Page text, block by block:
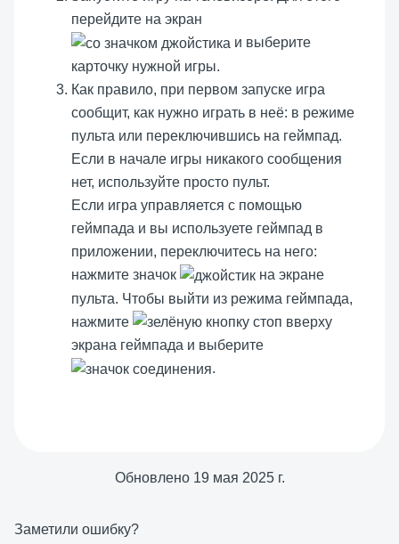
перейдите на экран
и выберите
карточку нужной игры.
Как правило, при первом запуске игра
сообщит, как нужно играть в неё: в режиме
пульта или переключившись на геймпад.
Если в начале игры никакого сообщения
нет, используйте просто пульт.
Если игра управляется с помощью
геймпада и вы используете геймпад в
приложении, переключитесь на него:
нажмите значок
на экране
пульта. Чтобы выйти из режима геймпада,
нажмите
вверху
экрана геймпада и выберите
.
Обновлено 19 мая 2025 г.
Заметили ошибку?